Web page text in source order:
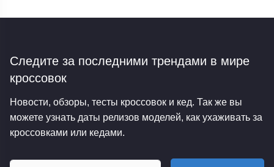
Следите за последними трендами в мире
кроссовок
Новости, обзоры, тесты кроссовок и кед. Так же вы
можете узнать даты релизов моделей, как ухаживать за
кроссовками или кедами.